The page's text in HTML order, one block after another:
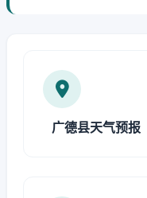
广德县天气预报